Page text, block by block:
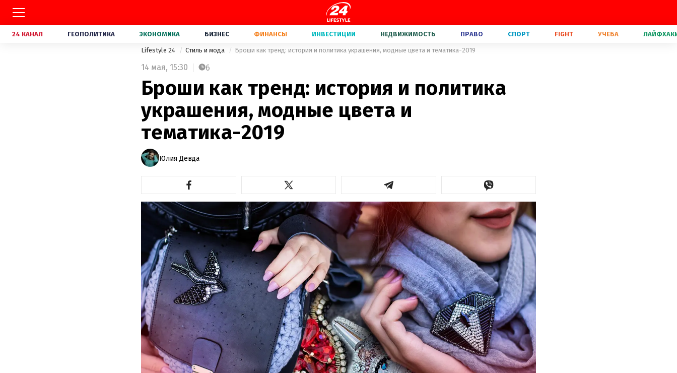
24 КАНАЛ ГЕОПОЛИТИКА ЭКОНОМИКА БИЗНЕС ФИНАНСЫ ИНВЕСТИЦИИ НЕДВИЖИМОСТЬ ПРАВО СПОРТ FIGHT УЧЕБА
Lifestyle 24 Стиль и мода Броши как тренд: история и политика украшения, модные цвета и тематика-2019
14 мая, 15:30 6
Броши как тренд: история и политика
украшения, модные цвета и
тематика-2019
Юлия Девда